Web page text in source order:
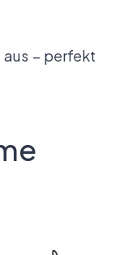
aus – perfekt